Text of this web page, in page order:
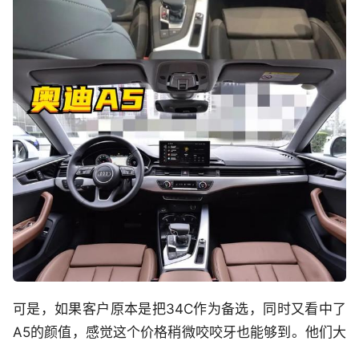
可是，如果客户原本是把34C作为备选，同时又看中了
A5的颜值，感觉这个价格稍微咬咬牙也能够到。他们大